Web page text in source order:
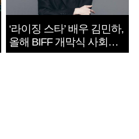
‘라이징 스타’ 배우 김민하,
올해 BIFF 개막식 사회자
확정